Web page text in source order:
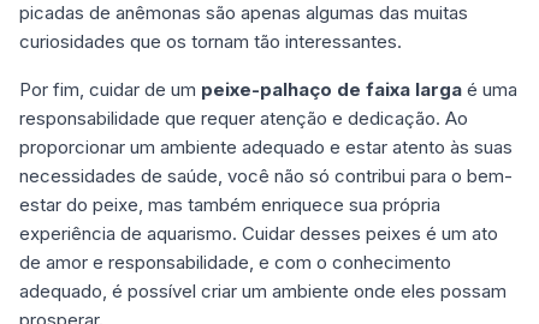
picadas de anêmonas são apenas algumas das muitas
curiosidades que os tornam tão interessantes.
Por fim, cuidar de um peixe-palhaço de faixa larga é uma
responsabilidade que requer atenção e dedicação. Ao
proporcionar um ambiente adequado e estar atento às suas
necessidades de saúde, você não só contribui para o bem-
estar do peixe, mas também enriquece sua própria
experiência de aquarismo. Cuidar desses peixes é um ato
de amor e responsabilidade, e com o conhecimento
adequado, é possível criar um ambiente onde eles possam